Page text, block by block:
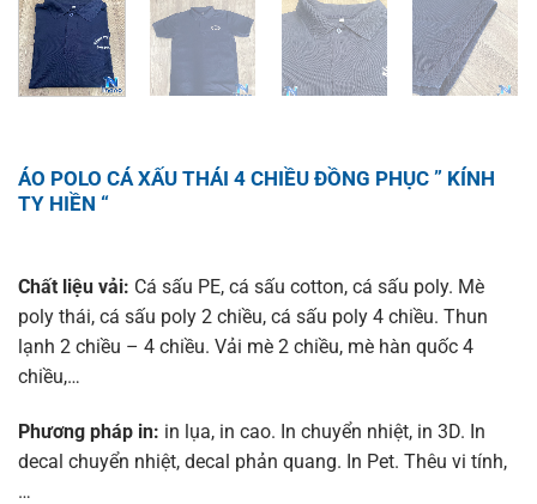
ÁO POLO CÁ XẤU THÁI 4 CHIỀU ĐỒNG PHỤC ” KÍNH
TY HIỀN “
Chất liệu vải: Cá sấu PE, cá sấu cotton, cá sấu poly. Mè
poly thái, cá sấu poly 2 chiều, cá sấu poly 4 chiều. Thun
lạnh 2 chiều – 4 chiều. Vải mè 2 chiều, mè hàn quốc 4
chiều,…
Phương pháp in: in lụa, in cao. In chuyển nhiệt, in 3D. In
decal chuyển nhiệt, decal phản quang. In Pet. Thêu vi tính,
…